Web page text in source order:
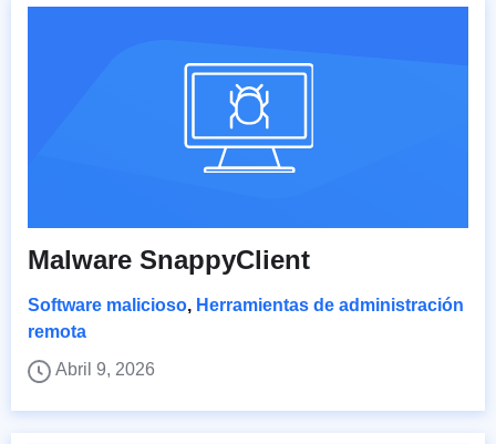
Malware SnappyClient
Software malicioso, Herramientas de administración
remota
Abril 9, 2026